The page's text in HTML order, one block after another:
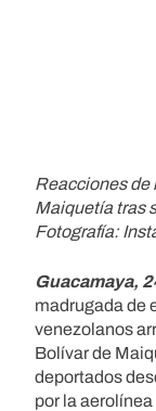
Reacciones de
Maiquetía tras
Fotografía:
Guacamaya,
madrugada de
venezolanos
Bolívar de
deportados
por la